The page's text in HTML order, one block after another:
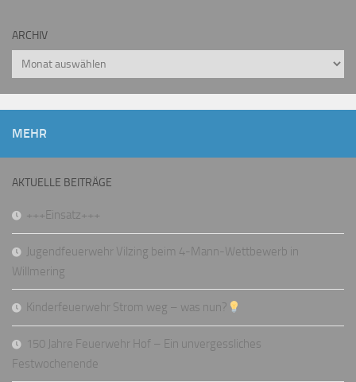
ARCHIV
Archiv
MEHR
AKTUELLE BEITRÄGE
+++Einsatz+++
Jugendfeuerwehr Vilzing beim 4-Mann-Wettbewerb in
Willmering
Kinderfeuerwehr Strom weg – was nun?
150 Jahre Feuerwehr Hof – Ein unvergessliches
Festwochenende